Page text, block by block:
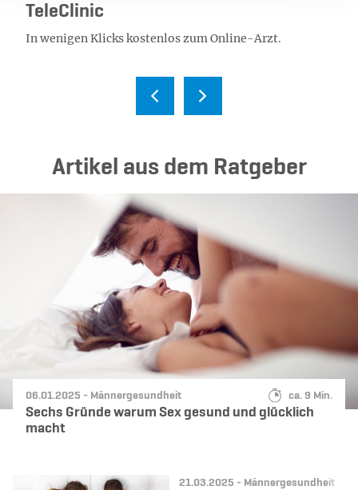
TeleClinic
In wenigen Klicks kostenlos zum Online-Arzt.
Ar­ti­kel aus dem Rat­ge­ber
Datum:
06.01.2025 - Kategorie:
Männergesundheit Lesedauer:
ca. 9 Min.
Sechs Gründe warum Sex gesund und glücklich
macht
Datum:
21.03.2025 - Kategorie:
Männergesundheit